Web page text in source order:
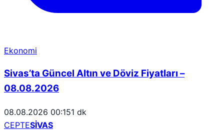
Ekonomi
Sivas’ta Güncel Altın ve Döviz Fiyatları –
08.08.2026
08.08.2026 00:151 dk
CEPTESİVAS